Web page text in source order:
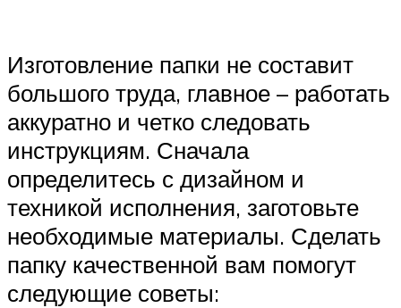
Изготовление папки не составит
большого труда, главное – работать
аккуратно и четко следовать
инструкциям. Сначала
определитесь с дизайном и
техникой исполнения, заготовьте
необходимые материалы. Сделать
папку качественной вам помогут
следующие советы: